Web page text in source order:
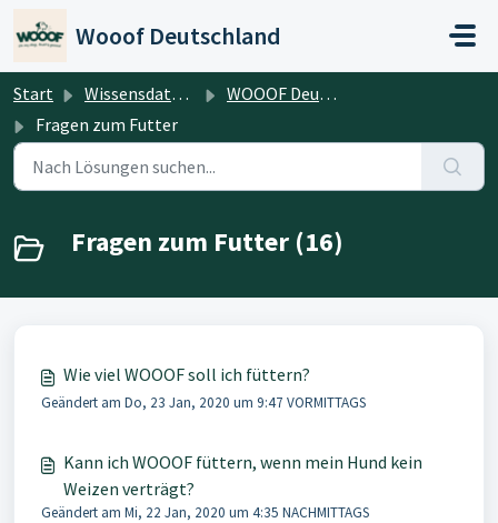
Wooof Deutschland
Start Wissensdatenbank
WOOOF Deutschland
Fragen zum Futter
Fragen zum Futter (16)
Wie viel WOOOF soll ich füttern?
Geändert am Do, 23 Jan, 2020 um 9:47 VORMITTAGS
Kann ich WOOOF füttern, wenn mein Hund kein
Weizen verträgt?
Geändert am Mi, 22 Jan, 2020 um 4:35 NACHMITTAGS